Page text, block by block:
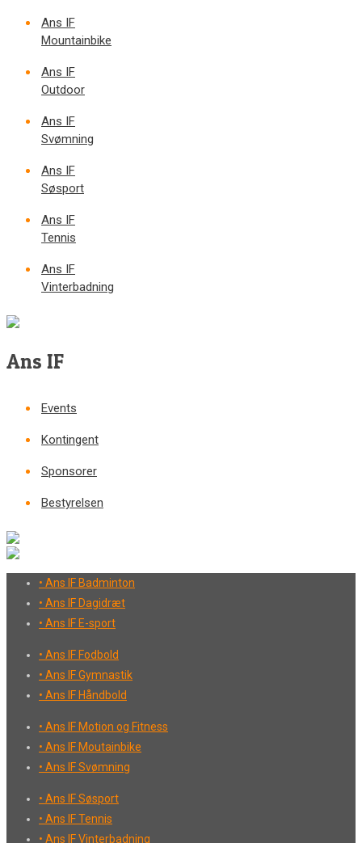
Ans IF
Mountainbike
Ans IF
Outdoor
Ans IF
Svømning
Ans IF
Søsport
Ans IF
Tennis
Ans IF
Vinterbadning
Ans IF
Events
Kontingent
Sponsorer
Bestyrelsen
• Ans IF Badminton
• Ans IF Dagidræt
• Ans IF E-sport
• Ans IF Fodbold
• Ans IF Gymnastik
• Ans IF Håndbold
• Ans IF Motion og Fitness
• Ans IF Moutainbike
• Ans IF Svømning
• Ans IF Søsport
• Ans IF Tennis
• Ans IF Vinterbadning